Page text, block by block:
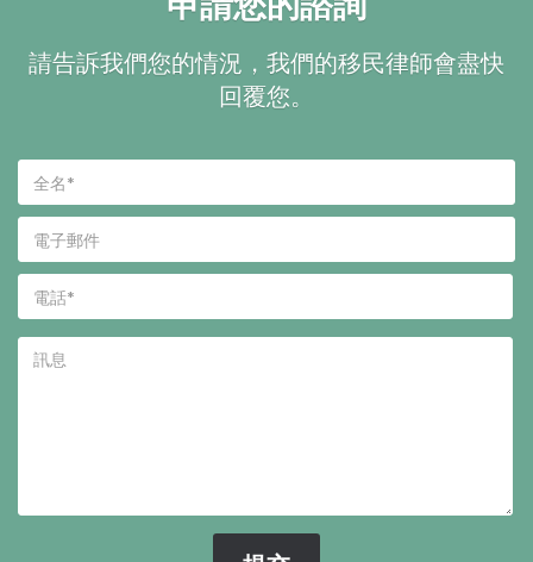
請告訴我們您的情況，我們的移民律師會盡快
回覆您。